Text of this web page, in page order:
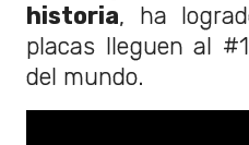
historia, ha
placas lleguen al
del mundo.